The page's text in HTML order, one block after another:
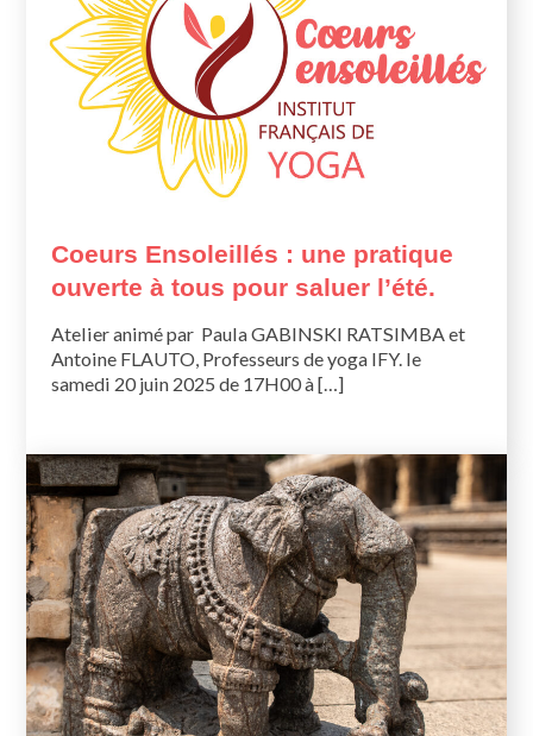
Coeurs Ensoleillés : une pratique
ouverte à tous pour saluer l’été.
Atelier animé par Paula GABINSKI RATSIMBA et
Antoine FLAUTO, Professeurs de yoga IFY. le
samedi 20 juin 2025 de 17H00 à […]